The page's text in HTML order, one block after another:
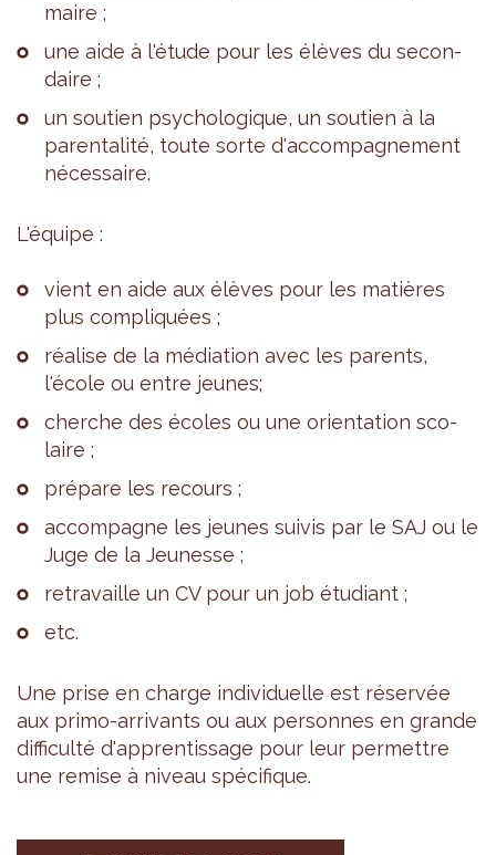
maire ;
une aide à l'étude pour les élèves du secon­
daire ;
un sou­tien psy­cho­lo­gique, un sou­tien à la
paren­ta­lité, toute sorte d'ac­com­pa­gne­ment
néces­saire.
L'équipe :
vient en aide aux élèves pour les matières
plus com­pli­quées ;
réa­lise de la média­tion avec les parents,
l'école ou entre jeunes;
cherche des écoles ou une orien­ta­tion sco­
laire ;
pré­pare les recours ;
accom­pagne les jeunes sui­vis par le SAJ ou le
Juge de la Jeu­nesse ;
retra­vaille un CV pour un job étu­diant ;
etc.
Une prise en charge indi­vi­duelle est réser­vée
aux primo-arri­vants ou aux per­sonnes en grande
dif­fi­culté d'ap­pren­tis­sage pour leur per­mettre
une remise à niveau spé­ci­fique.